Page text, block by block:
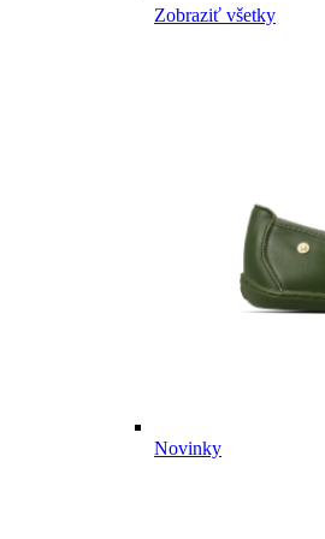
Zobraziť všetky
Novinky